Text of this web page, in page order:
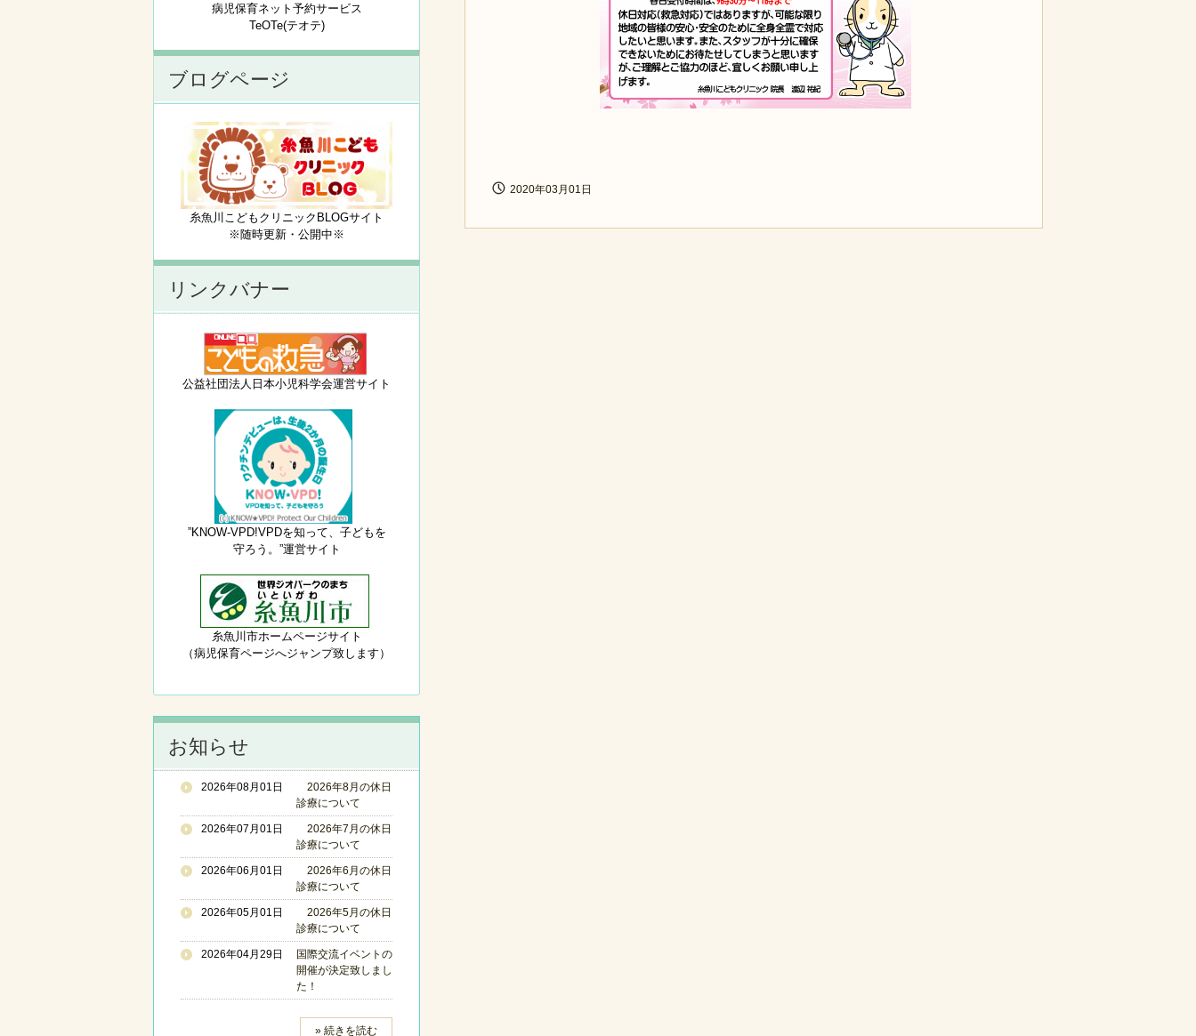
2020年03月01日
病児保育ネット予約サービス
TeOTe(テオテ)
ブログページ
糸魚川こどもクリニックBLOGサイト
※随時更新・公開中※
リンクバナー
公益社団法人日本小児科学会運営サイト
”KNOW-VPD!VPDを知って、子どもを
守ろう。”運営サイト
糸魚川市ホームページサイト
（病児保育ページへジャンプ致します）
お知らせ
2026年08月01日
2026年8月の休日
診療について
2026年07月01日
2026年7月の休日
診療について
2026年06月01日
2026年6月の休日
診療について
2026年05月01日
2026年5月の休日
診療について
2026年04月29日
国際交流イベントの
開催が決定致しまし
た！
» 続きを読む